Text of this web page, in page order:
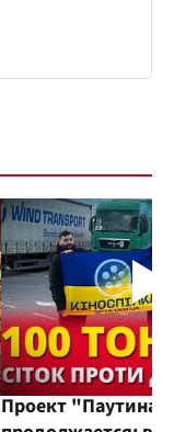
Проект "Паутина"